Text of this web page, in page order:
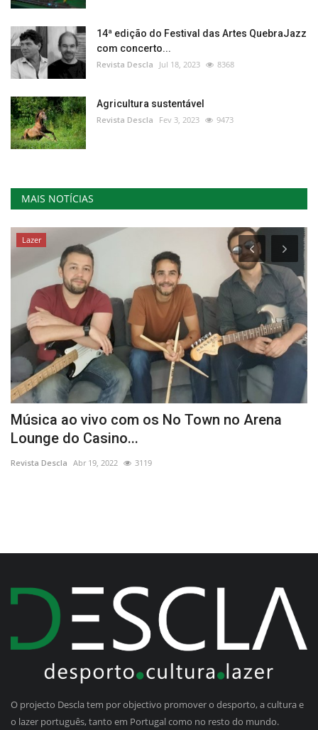
14ª edição do Festival das Artes QuebraJazz
com concerto...
Revista Descla Jul 18, 2023 8368
Agricultura sustentável
Revista Descla Fev 3, 2023 9473
MAIS NOTÍCIAS
Lazer
Música ao vivo com os No Town no Arena
Lounge do Casino...
Revista Descla Abr 19, 2022 3119
O projecto Descla tem por objectivo promover o desporto, a cultura e
o lazer português, tanto em Portugal como no resto do mundo.